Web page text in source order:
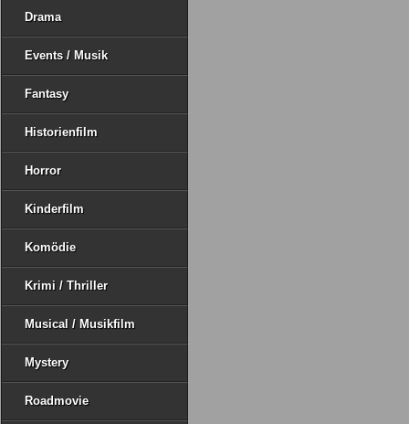
Drama
Events / Musik
Fantasy
Historienfilm
Horror
Kinderfilm
Komödie
Krimi / Thriller
Musical / Musikfilm
Mystery
Roadmovie